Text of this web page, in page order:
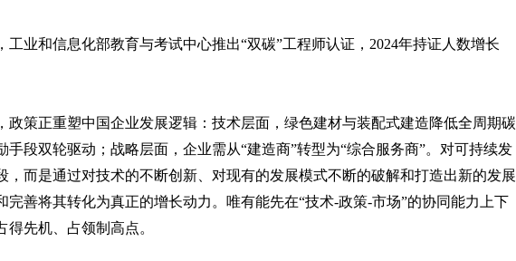
工业和信息化部教育与考试中心推出“双碳”工程师认证，2024年持证人数增长
政策正重塑中国企业发展逻辑：技术层面，绿色建材与装配式建造降低全周期碳
段双轮驱动；战略层面，企业需从“建造商”转型为“综合服务商”。对可持续发
，而是通过对技术的不断创新、对现有的发展模式不断的破解和打造出新的发展
完善将其转化为真正的增长动力。唯有能先在“技术-政策-市场”的协同能力上下
先机、占领制高点。